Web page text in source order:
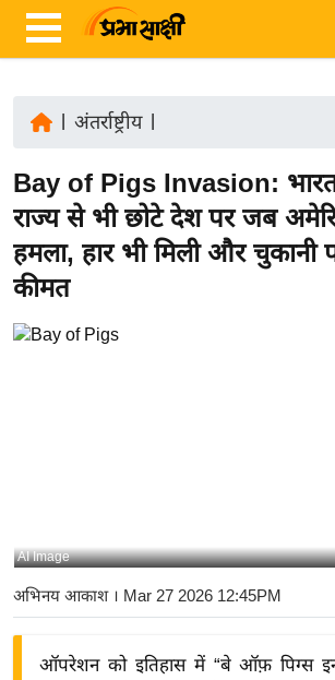
ज़ा
ख
र
ष्ट्री
बि
ने
अंतर्राष्ट्रीय|
Bay of Pigs Invasion: भारत
राज्य से भी छोटे देश पर जब
हमला, हार भी मिली और चुकानी
कीमत
AI Image
अभिनय आकाश। Mar 27 2026 12:45PM
ऑपरेशन को इतिहास में “बे ऑफ़ पिग्स